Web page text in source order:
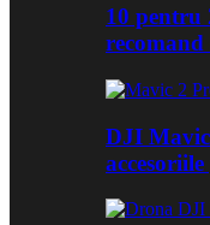
10 pentru
DJI